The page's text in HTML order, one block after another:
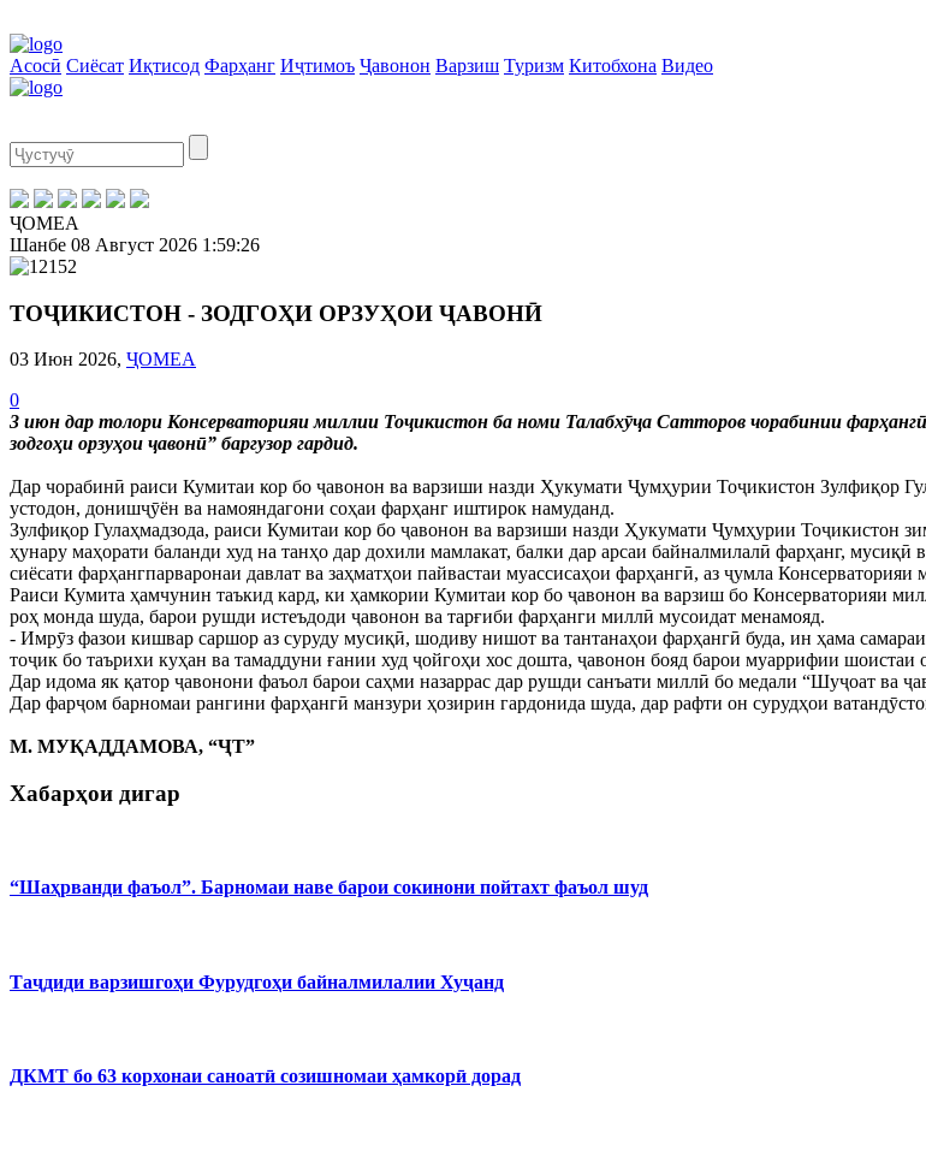
Асосӣ Сиёсат Иқтисод Фарҳанг Иҷтимоъ Ҷавонон Варзиш Туризм Китобхона Видео
ҶОМЕА
Шанбе 08 Август 2026 1:59:27
ТОҶИКИСТОН - ЗОДГОҲИ ОРЗУҲОИ ҶАВОНӢ
03 Июн 2026, ҶОМЕА
0
3 июн дар толори Консерваторияи миллии Тоҷикистон ба номи Талабхӯҷа Сатторов чорабинии
зодгоҳи орзуҳои ҷавонӣ” баргузор гардид.
Дар чорабинӣ раиси Кумитаи кор бо ҷавонон ва варзиши назди Ҳукумати Ҷумҳурии Тоҷикистон Зулфиқор
устодон, донишҷӯён ва намояндагони соҳаи фарҳанг иштирок намуданд.
Зулфиқор Гулаҳмадзода, раиси Кумитаи кор бо ҷавонон ва варзиши назди Ҳукумати Ҷумҳурии Тоҷикистон
ҳунару маҳорати баланди худ на танҳо дар дохили мамлакат, балки дар арсаи байналмилалӣ фарҳанг,
сиёсати фарҳангпарваронаи давлат ва заҳматҳои пайвастаи муассисаҳои фарҳангӣ, аз ҷумла
Раиси Кумита ҳамчунин таъкид кард, ки ҳамкории Кумитаи кор бо ҷавонон ва варзиш бо Консерваторияи
роҳ монда шуда, барои рушди истеъдоди ҷавонон ва тарғиби фарҳанги миллӣ мусоидат менамояд.
- Имрӯз фазои кишвар саршор аз суруду мусиқӣ, шодиву нишот ва тантанаҳои фарҳангӣ буда, ин ҳама
тоҷик бо таърихи куҳан ва тамаддуни ғании худ ҷойгоҳи хос дошта, ҷавонон бояд барои муаррифии
Дар идома як қатор ҷавонони фаъол барои саҳми назаррас дар рушди санъати миллӣ бо медали “Шуҷоат ва
Дар фарҷом барномаи рангини фарҳангӣ манзури ҳозирин гардонида шуда, дар рафти он сурудҳои
М. МУҚАДДАМОВА, “ҶТ”
Хабарҳои дигар
“Шаҳрванди фаъол”. Барномаи наве барои сокинони пойтахт фаъол шуд
Таҷдиди варзишгоҳи Фурудгоҳи байналмилалии Хуҷанд
ДКМТ бо 63 корхонаи саноатӣ созишномаи ҳамкорӣ дорад